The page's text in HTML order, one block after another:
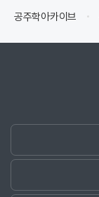
공주학아카이브